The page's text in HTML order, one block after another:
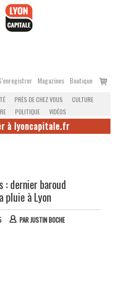
Magazines Boutique
Voir
PRÈS DE CHEZ VOUS
CULTURE
POLITIQUE VIDÉOS
à lyoncapitale.fr
: dernier baroud
pluie à Lyon
PARJUSTIN BOCHE